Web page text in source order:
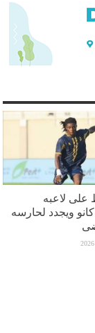
على لاعبه
ويجدد لحارسه